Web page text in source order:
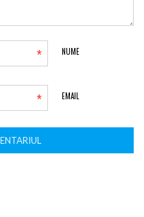
NUME
*
EMAIL
*